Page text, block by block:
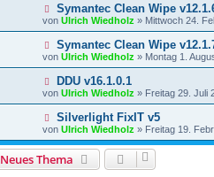
Symantec Clean Wipe
von Ulrich Wiedholz » Mittwoch 24.
Symantec Clean Wipe
von Ulrich Wiedholz » Montag 1.
DDU v16.1.0.1
von Ulrich Wiedholz » Freitag 29. Juli
Silverlight FixIT v5
von Ulrich Wiedholz » Freitag 19.
Neues Thema